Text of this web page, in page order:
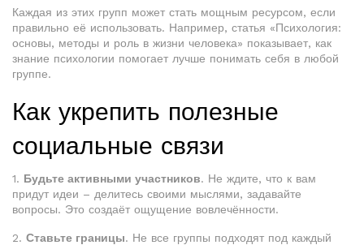
Каждая из этих групп может стать мощным ресурсом, если
правильно её использовать. Например, статья «Психология:
основы, методы и роль в жизни человека» показывает, как
знание психологии помогает лучше понимать себя в любой
группе.
Как укрепить полезные
социальные связи
1. Будьте активными участников. Не ждите, что к вам
придут идеи – делитесь своими мыслями, задавайте
вопросы. Это создаёт ощущение вовлечённости.
2. Ставьте границы. Не все группы подходят под каждый